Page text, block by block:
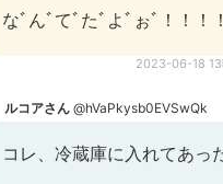
なﾞんﾞてﾞたﾞよﾞぉﾞ！！！
2023-06-18
ルコアさん @hVaPkysb0EVSwQk
コレ、冷蔵庫に入れてあっ